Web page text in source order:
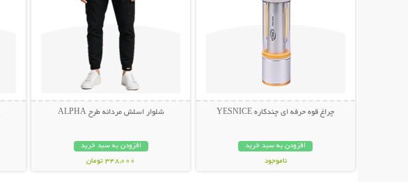
چراغ قوه حرفه ای چندکاره YESNICE
افزودن به سبد خرید
ناموجود
شلوار اسلش مردانه طرح ALPHA
افزودن به سبد خرید
348,000 تومان